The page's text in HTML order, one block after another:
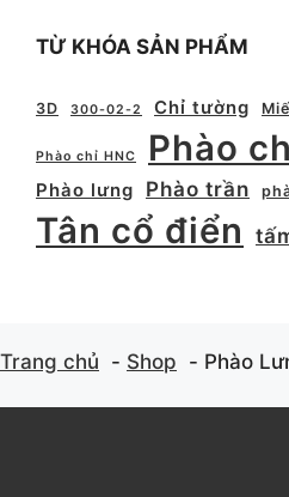
TỪ KHÓA SẢN PHẨM
3D 300-02-2 Chỉ tường
Phào chỉ HNC Phào
Phào lưng
Phào trần
Tân cổ điển
Trang chủ Shop Phào